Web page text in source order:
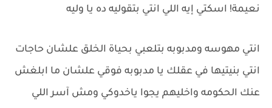
نعيمة! اسكتي إيه اللي انتي بتقوليه ده يا وليه
انتي مهوسه ومدبوبه بتلعبي بحياة الخلق علشان حاجات
انتي بنيتيها في عقلك يا مدبوبه فوقي علشان ما ابلغش
عنك الحكومه واخليهم يجوا ياخدوكي ومش آسر اللي